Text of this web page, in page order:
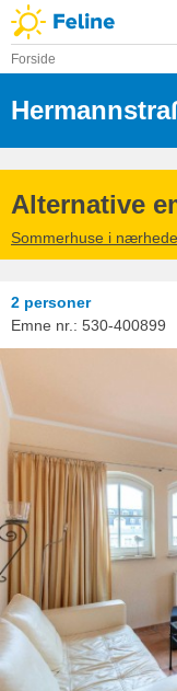
Forside
Alternative
Sommerhuse i
2 personer
Emne nr.: 530-400899